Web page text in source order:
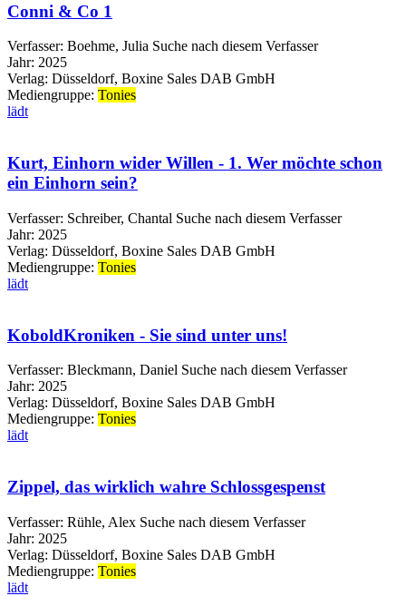
Conni & Co 1
Verfasser: Boehme, Julia Suche nach diesem Verfasser
Jahr: 2025
Verlag: Düsseldorf, Boxine Sales DAB GmbH
Mediengruppe: Tonies
lädt
Kurt, Einhorn wider Willen - 1. Wer möchte schon
ein Einhorn sein?
Verfasser: Schreiber, Chantal Suche nach diesem Verfasser
Jahr: 2025
Verlag: Düsseldorf, Boxine Sales DAB GmbH
Mediengruppe: Tonies
lädt
KoboldKroniken - Sie sind unter uns!
Verfasser: Bleckmann, Daniel Suche nach diesem Verfasser
Jahr: 2025
Verlag: Düsseldorf, Boxine Sales DAB GmbH
Mediengruppe: Tonies
lädt
Zippel, das wirklich wahre Schlossgespenst
Verfasser: Rühle, Alex Suche nach diesem Verfasser
Jahr: 2025
Verlag: Düsseldorf, Boxine Sales DAB GmbH
Mediengruppe: Tonies
lädt